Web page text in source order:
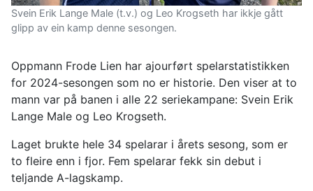
Svein Erik Lange Male (t.v.) og Leo Krogseth har ikkje gått
glipp av ein kamp denne sesongen.
Oppmann Frode Lien har ajourført spelarstatistikken
for 2024-sesongen som no er historie. Den viser at to
mann var på banen i alle 22 seriekampane: Svein Erik
Lange Male og Leo Krogseth.
Laget brukte hele 34 spelarar i årets sesong, som er
to fleire enn i fjor. Fem spelarar fekk sin debut i
teljande A-lagskamp.